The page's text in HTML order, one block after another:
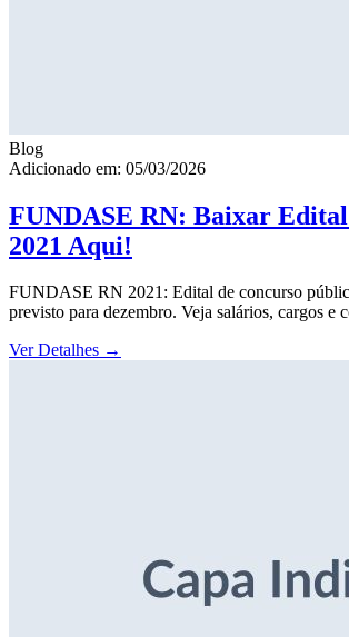
Blog
Adicionado em: 05/03/2026
FUNDASE RN: Baixar
2021 Aqui!
FUNDASE RN 2021: Edital de concurso
previsto para dezembro. Veja salários, cargos e
Ver Detalhes →